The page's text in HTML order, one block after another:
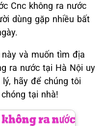
Cnc không ra nước
dùng gặp nhiều bất
và muốn tìm địa
ra nước tại Hà Nội uy
hãy để chúng tôi
tại nhà!